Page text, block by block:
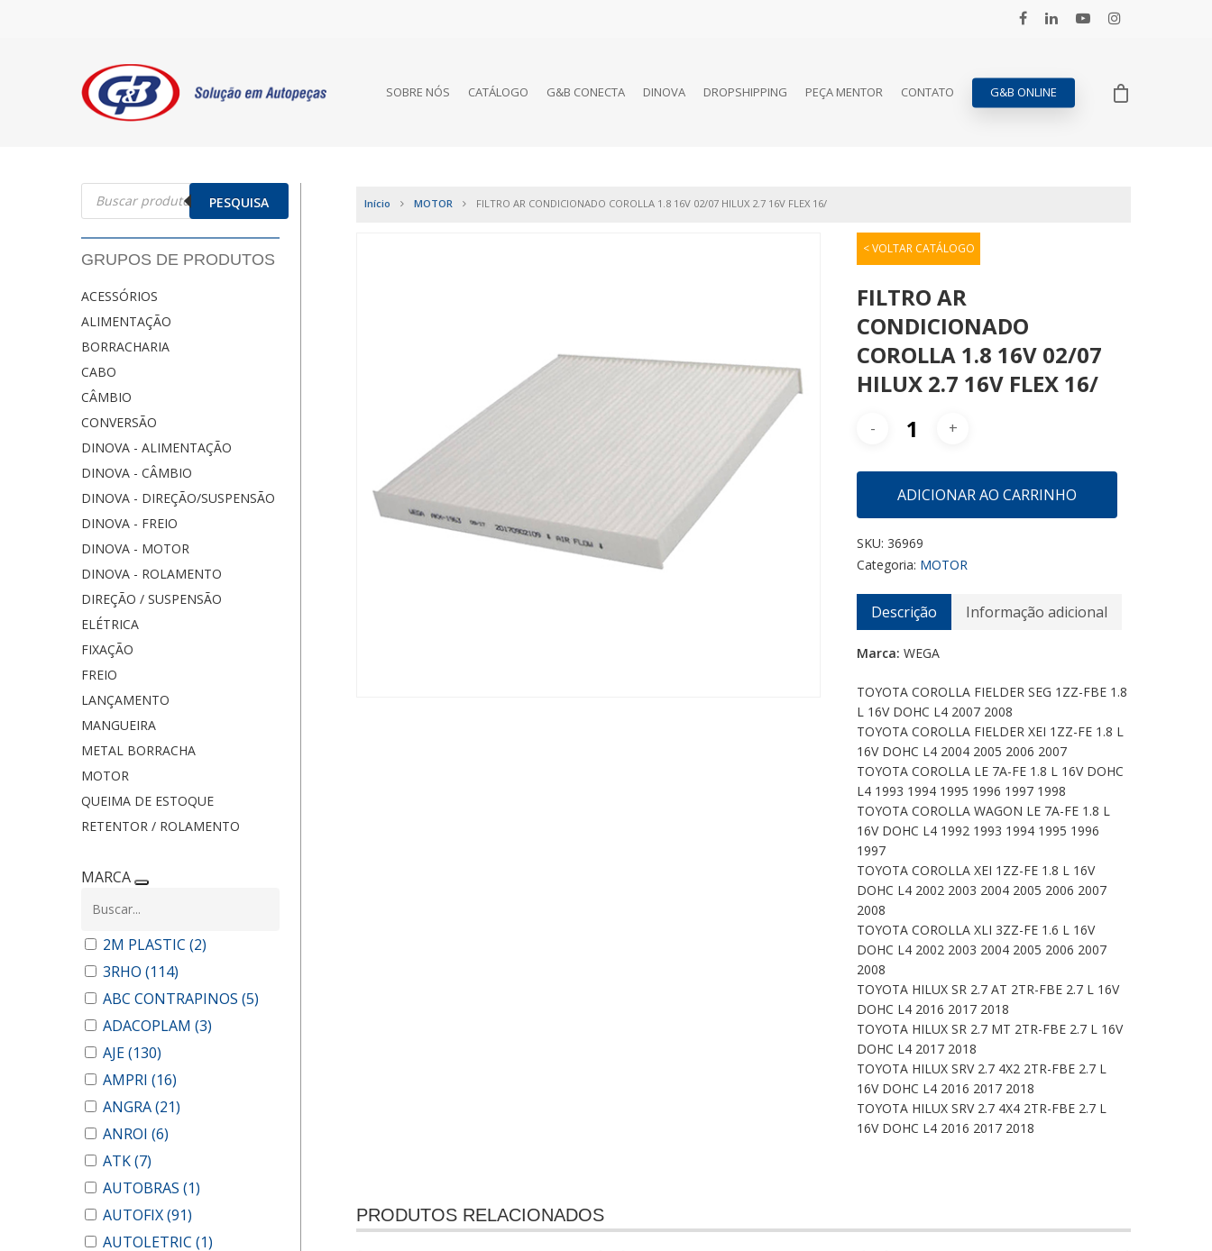
SOBRE NÓS CATÁLOGO G&B CONECTA DINOVA DROPSHIPPING PEÇA MENTOR CONTATO G&B ONLINE
Pesquisar
produtos PESQUISA
GRUPOS DE PRODUTOS
ACESSÓRIOS
ALIMENTAÇÃO
BORRACHARIA
CABO
CÂMBIO
CONVERSÃO
DINOVA - ALIMENTAÇÃO
DINOVA - CÂMBIO
DINOVA - DIREÇÃO/SUSPENSÃO
DINOVA - FREIO
DINOVA - MOTOR
DINOVA - ROLAMENTO
DIREÇÃO / SUSPENSÃO
ELÉTRICA
FIXAÇÃO
FREIO
LANÇAMENTO
MANGUEIRA
METAL BORRACHA
MOTOR
QUEIMA DE ESTOQUE
RETENTOR / ROLAMENTO
MARCA
2M PLASTIC (2)
3RHO (114)
ABC CONTRAPINOS (5)
ADACOPLAM (3)
AJE(130)
AMPRI (16)
ANGRA(21)
ANROI (6)
ATK(7)
AUTOBRAS (1)
AUTOFIX(91)
AUTOLETRIC (1)
Início MOTOR FILTRO AR CONDICIONADO COROLLA 1.8 16V 02/07 HILUX 2.7 16V FLEX 16/
< VOLTAR CATÁLOGO
FILTRO AR
CONDICIONADO
COROLLA 1.8 16V 02/07
HILUX 2.7 16V FLEX 16/
ADICIONAR AO CARRINHO
SKU: 36969
Categoria: MOTOR
Descrição Informação adicional
Marca: WEGA
TOYOTA COROLLA FIELDER SEG 1ZZ-FBE 1.8
L 16V DOHC L4 2007 2008
TOYOTA COROLLA FIELDER XEI 1ZZ-FE 1.8 L
16V DOHC L4 2004 2005 2006 2007
TOYOTA COROLLA LE 7A-FE 1.8 L 16V DOHC
L4 1993 1994 1995 1996 1997 1998
TOYOTA COROLLA WAGON LE 7A-FE 1.8 L
16V DOHC L4 1992 1993 1994 1995 1996
1997
TOYOTA COROLLA XEI 1ZZ-FE 1.8 L 16V
DOHC L4 2002 2003 2004 2005 2006 2007
2008
TOYOTA COROLLA XLI 3ZZ-FE 1.6 L 16V
DOHC L4 2002 2003 2004 2005 2006 2007
2008
TOYOTA HILUX SR 2.7 AT 2TR-FBE 2.7 L 16V
DOHC L4 2016 2017 2018
TOYOTA HILUX SR 2.7 MT 2TR-FBE 2.7 L 16V
DOHC L4 2017 2018
TOYOTA HILUX SRV 2.7 4X2 2TR-FBE 2.7 L
16V DOHC L4 2016 2017 2018
TOYOTA HILUX SRV 2.7 4X4 2TR-FBE 2.7 L
16V DOHC L4 2016 2017 2018
PRODUTOS RELACIONADOS